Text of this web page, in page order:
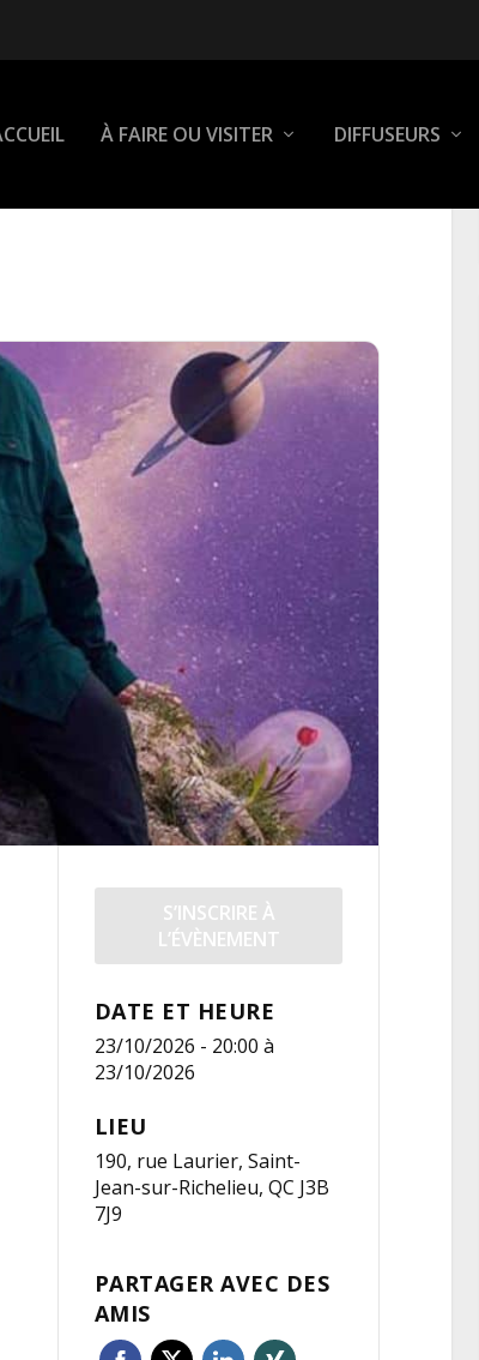
À FAIRE OU VISITER DIFFUSEURS
S’INSCRIRE À
L’ÉVÈNEMENT
DATE ET HEURE
23/10/2026 - 20:00 à
23/10/2026
LIEU
190, rue Laurier, Saint-
Jean-sur-Richelieu, QC J3B
7J9
PARTAGER AVEC DES
AMIS